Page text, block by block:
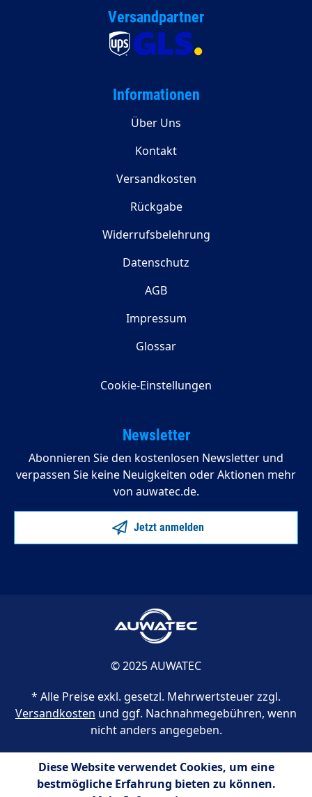
Versandpartner
Informationen
Über Uns
Kontakt
Versandkosten
Rückgabe
Widerrufsbelehrung
Datenschutz
AGB
Impressum
Glossar
Cookie-Einstellungen
Newsletter
Abonnieren Sie den kostenlosen Newsletter und
verpassen Sie keine Neuigkeiten oder Aktionen mehr
von auwatec.de.
Jetzt anmelden
© 2025 AUWATEC
* Alle Preise exkl. gesetzl. Mehrwertsteuer zzgl.
Versandkosten und ggf. Nachnahmegebühren, wenn
nicht anders angegeben.
Diese Website verwendet Cookies, um eine
bestmögliche Erfahrung bieten zu können.